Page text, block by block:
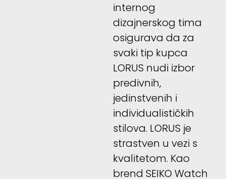
internog
dizajnerskog tima
osigurava da za
svaki tip kupca
LORUS nudi izbor
predivnih,
jedinstvenih i
individualističkih
stilova. LORUS je
strastven u vezi s
kvalitetom. Kao
brend SEIKO Watch